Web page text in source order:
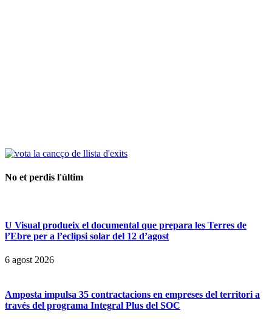
No et perdis l'últim
U Visual produeix el documental que prepara les Terres de
l’Ebre per a l’eclipsi solar del 12 d’agost
6 agost 2026
Amposta impulsa 35 contractacions en empreses del territori a
través del programa Integral Plus del SOC